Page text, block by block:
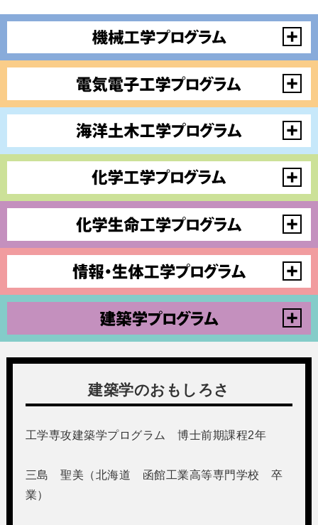
建築学のおもしろさ
工学専攻建築学プログラム 博士前期課程2年
三島 聖美（北海道 函館工業高等専門学校 卒
業）